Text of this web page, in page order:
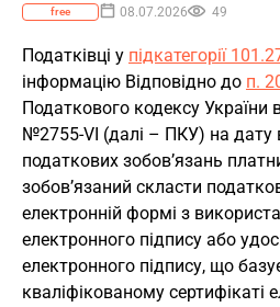
free 08.07.2026 49
Податківці у підкатегорії
інформацію Відповідно до п.
Податкового кодексу України
№2755-VI (далі – ПКУ) на дату
податкових зобов’язань
зобов’язаний скласти
електронній формі з
електронного підпису або
електронного підпису, що
кваліфікованому сертифікаті